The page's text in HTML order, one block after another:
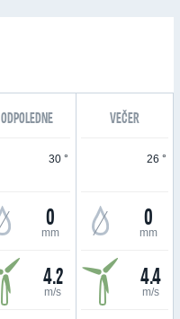
ODPOLEDNE VEČER
30 °
0
mm
4.2
m/s
26 °
0
mm
4.4
m/s